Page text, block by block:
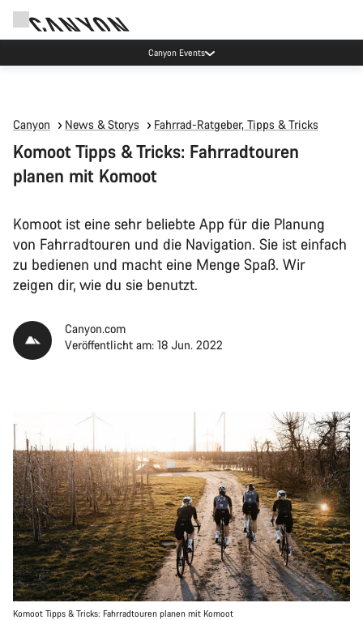
Canyon Events
Canyon News & Storys Fahrrad-Ratgeber, Tipps & Tricks
Komoot Tipps & Tricks: Fahrradtouren
planen mit Komoot
Komoot ist eine sehr beliebte App für die Planung
von Fahrradtouren und die Navigation. Sie ist einfach
zu bedienen und macht eine Menge Spaß. Wir
zeigen dir, wie du sie benutzt.
Canyon.com
Veröffentlicht am: 18 Jun. 2022
Komoot Tipps & Tricks: Fahrradtouren planen mit Komoot